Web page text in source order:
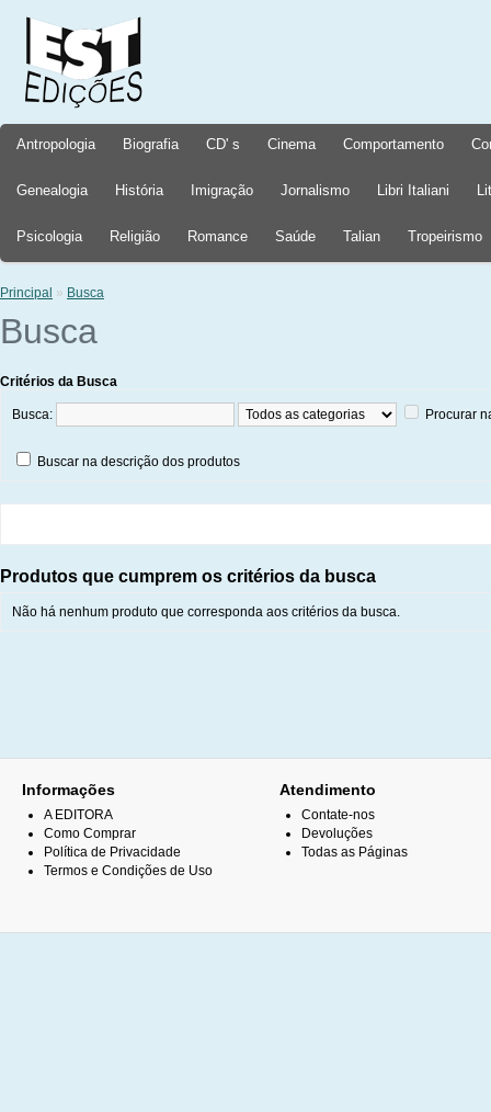
Antropologia Biografia CD' s Cinema Comportamento
Genealogia História Imigração Jornalismo Libri Italiani
Psicologia Religião Romance Saúde Talian Tropeirismo
Principal » Busca
Busca
Critérios da Busca
Busca: Procurar
Buscar na descrição dos produtos
Produtos que cumprem os critérios da busca
Não há nenhum produto que corresponda aos critérios da busca.
Informações
A EDITORA
Como Comprar
Política de Privacidade
Termos e Condições de Uso
Atendimento
Contate-nos
Devoluções
Todas as Páginas